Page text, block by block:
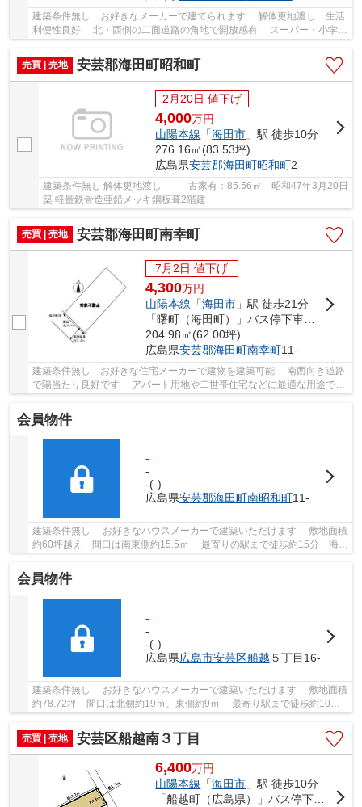
建築条件無し お好きなメーカーで建てられます 解体更地渡し 生活
利便性良好 北・西側の二面道路の角地で開放感有 スーパー・小学校
徒歩10分圏内 上下水道引き込み有 海田...
売買 | 売地
安芸郡海田町昭和町
2月20日 値下げ
4,000万円
山陽本線 「海田市 」駅 徒歩10分
276.16㎡(83.53坪)
広島県安芸郡海田町昭和町2-
建築条件無し 解体更地渡し 古家有：85.56㎡ 昭和47年3月20日
築 軽量鉄骨造亜鉛メッキ鋼板葺2階建
売買 | 売地 安芸郡海田町南幸町
7月2日 値下げ
4,300万円
山陽本線 「海田市」駅 徒歩21分
「曙町（海田町）」バス停下車 徒歩5分
204.98㎡(62.00坪)
広島県安芸郡海田町南幸町11-
建築条件無し お好きな住宅メーカーで建物を建築可能 南西向き道路
で陽当たり良好です アパート用地や二世帯住宅などに最適な用途で
す 海田南小学校徒歩7分 みどり幼稚園徒歩3...
会員物件
-
-
-(-)
広島県安芸郡海田町南昭和町11-
建築条件無し お好きなハウスメーカーで建築いただけます 敷地面積
約60坪越え 間口は南東側約15.5ｍ 最寄りの駅まで徒歩約15分 海田
会員物件
-
-
-(-)
広島県広島市安芸区船越 ５丁目16-
建築条件無し お好きなハウスメーカーで建築いただけます 敷地面積
約78.72坪 間口は北側約19ｍ、東側約9ｍ 最寄り駅まで徒歩約10
売買 | 売地
安芸区船越南３丁目
6,400万円
山陽本線 「海田市 」駅 徒歩10分